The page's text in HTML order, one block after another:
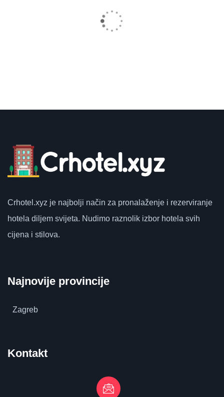
Crhotel.xyz je najbolji način za pronalaženje i rezerviranje
hotela diljem svijeta. Nudimo raznolik izbor hotela svih
cijena i stilova.
Najnovije provincije
Zagreb
Kontakt